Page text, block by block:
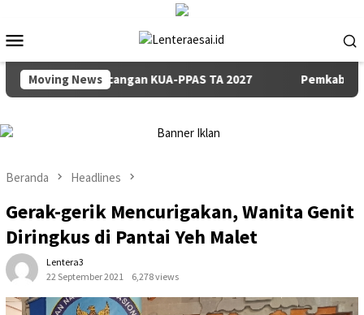
konten
Mobile
Moving News
Rancangan KUA-PPAS TA 2027 Pemkab dan
Beranda Headlines
Gerak-gerik Mencurigakan, Wanita Genit
Diringkus di Pantai Yeh Malet
Lentera3
22 September 2021
6,278 views